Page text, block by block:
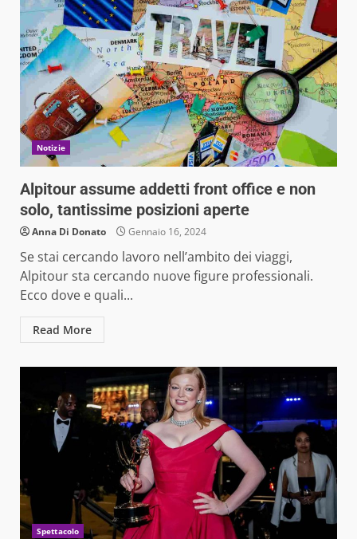
Notizie
Alpitour assume addetti front office e non
solo, tantissime posizioni aperte
Anna Di Donato Gennaio 16, 2024
Se stai cercando lavoro nell’ambito dei viaggi,
Alpitour sta cercando nuove figure professionali.
Ecco dove e quali...
Read More
Spettacolo